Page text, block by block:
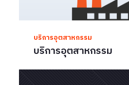
บริการอุตสาหกรรม
บริการอุตสาหกรรม